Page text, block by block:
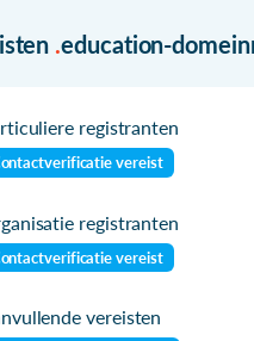
.education-
registranten
vereist
registranten
vereist
vereisten